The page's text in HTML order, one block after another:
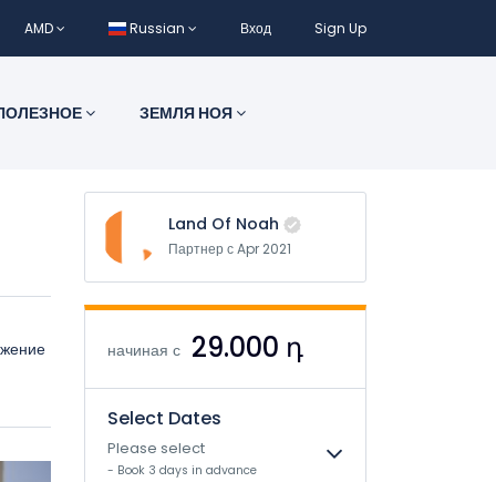
AMD Russian Вход Sign Up
ЗЕМЛЯ НОЯ
Land Of Noah
Партнер с Apr 2021
начиная с 29.000 դ
Select Dates
Please select
- Book 3 days in advance